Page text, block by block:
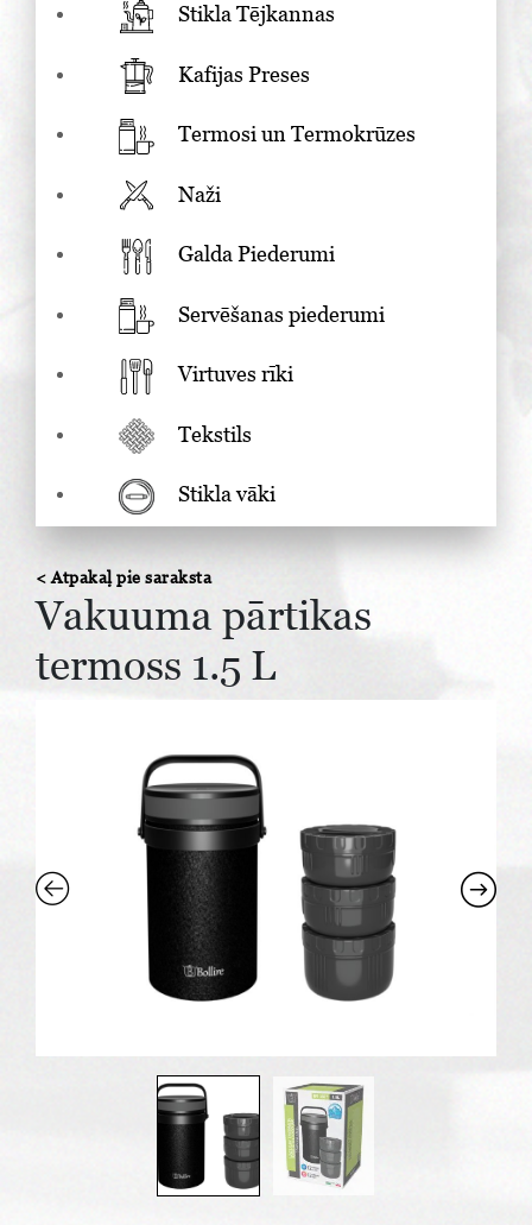
Stikla Tējkannas
Kafijas Preses
Termosi un Termokrūzes
Naži
Galda Piederumi
Servēšanas piederumi
Virtuves rīki
Tekstils
Stikla vāki
< Atpakaļ pie saraksta
Vakuuma pārtikas
termoss 1.5 L